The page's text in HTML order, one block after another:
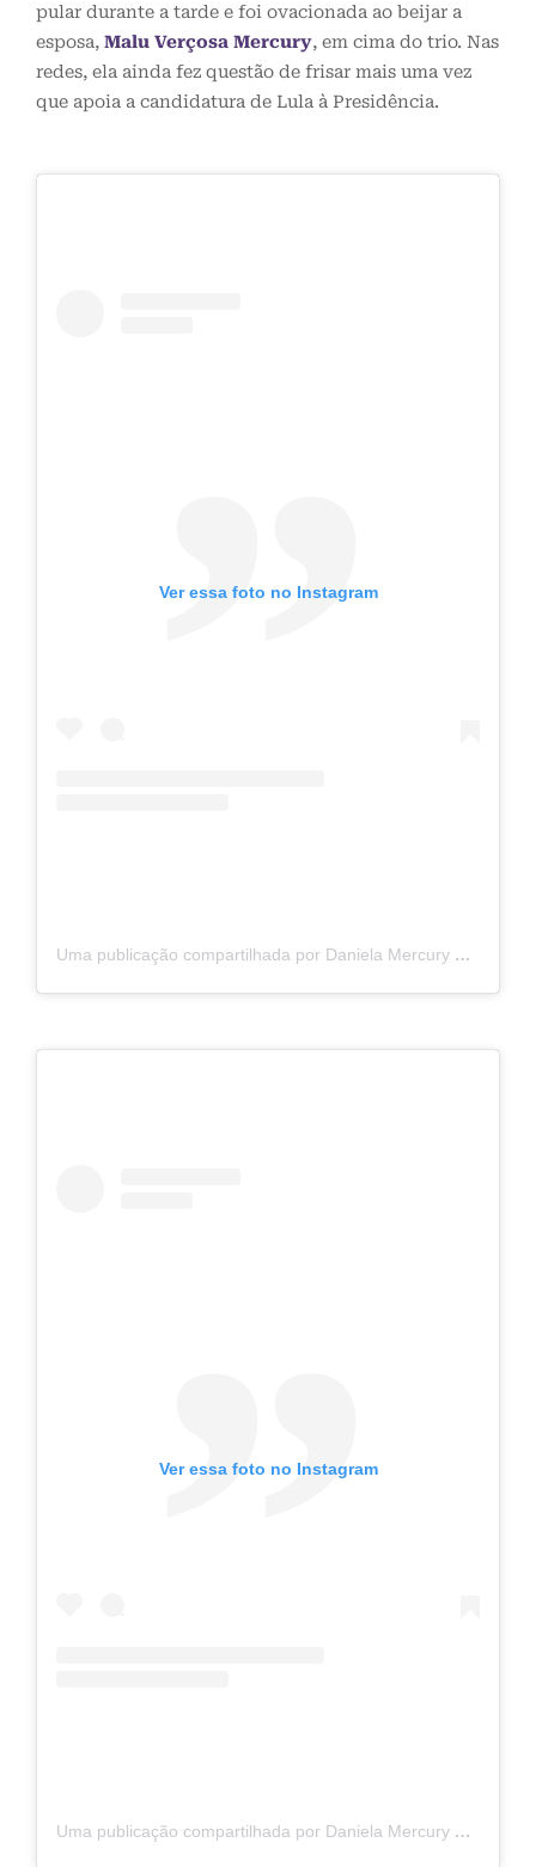
pular durante a tarde e foi ovacionada ao beijar a
esposa, Malu Verçosa Mercury, em cima do trio. Nas
redes, ela ainda fez questão de frisar mais uma vez
que apoia a candidatura de Lula à Presidência.
Ver essa foto no Instagram
Uma publicação compartilhada por Daniela Mercury 👑 (@danielamercury)
Ver essa foto no Instagram
Uma publicação compartilhada por Daniela Mercury 👑 (@danielamercury)